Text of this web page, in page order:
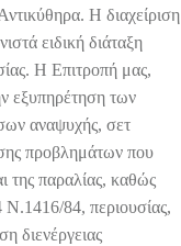
Η διαχείριση
ειδική διάταξη
Η Επιτροπή μας,
εξυπηρέτηση των
αναψυχής, σετ
προβλημάτων που
της παραλίας, καθώς
Ν.1416/84, περιουσίας,
διενέργειας